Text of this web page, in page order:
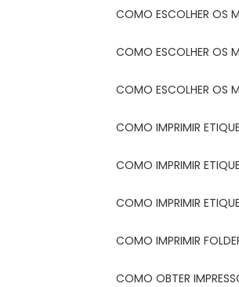
COMO ESCOLHER OS
COMO ESCOLHER OS
COMO ESCOLHER OS
COMO IMPRIMIR
COMO IMPRIMIR
COMO IMPRIMIR
COMO IMPRIMIR
COMO OBTER